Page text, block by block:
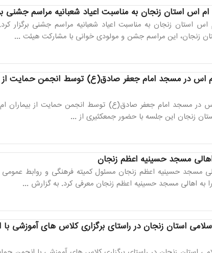
اس استان زنجان به مناسبت اعیاد شعبانیه مراسم جشنی
اس استان زنجان به مناسبت اعیاد شعبانیه مراسم جشنی برگزار
زنجان، این مراسم جشن و مولودی خوانی با مشارکت هیئت ...
اس در مسجد امام جعفر صادق(ع) توسط انجمن حمایت از
در مسجد امام جعفر صادق(ع) توسط انجمن حمایت از بیماران
زنجان این جلسه با حضور جمعکثیری از ...
مسجد حسینیه اعظم زنجان
مسجد حسینیه اعظم زنجان مسئول کمیته فرهنگی و روابط
به اهالی مسجد حسینیه اعظم زنجان معرفی کرد. به گزارش ...
استان زنجان در راستای برگزاری کلاس های آموزشی